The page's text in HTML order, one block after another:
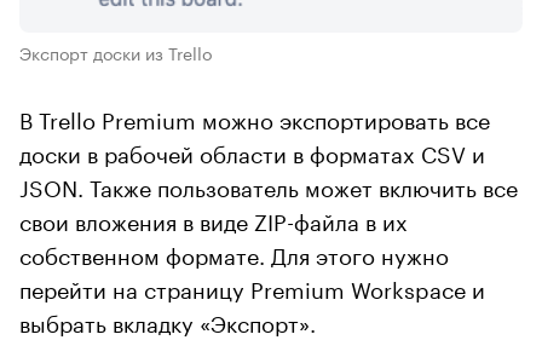
Экспорт доски из Trello
В Trello Premium можно экспортировать все
доски в рабочей области в форматах CSV и
JSON. Также пользователь может включить все
свои вложения в виде ZIP-файла в их
собственном формате. Для этого нужно
перейти на страницу Premium Workspace и
выбрать вкладку «Экспорт».